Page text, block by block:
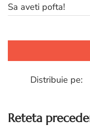
Sa aveti pofta!
Distribuie pe:
Reteta